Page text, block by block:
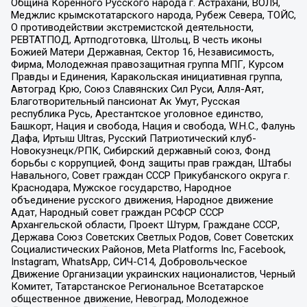
Община Коренного Русского народа г. Астрахани, ВОЛЯ,
Меджлис крымскотатарского народа, Рубеж Севера, ТОЙС,
О противодействии экстремистской деятельности,
РЕВТАТПОД, Артподготовка, Штольц, В честь иконы
Божией Матери Державная, Сектор 16, Независимость,
Фирма, Молодежная правозащитная группа МПГ, Курсом
Правды и Единения, Каракольская инициативная группа,
Автоград Крю, Союз Славянских Сил Руси, Алля-Аят,
Благотворительный пансионат Ак Умут, Русская
республика Русь, Арестантское уголовное единство,
Башкорт, Нация и свобода, Нация и свобода, W.H.С., Фалунь
Дафа, Иртыш Ultras, Русский Патриотический клуб-
Новокузнецк/РПК, Сибирский державный союз, Фонд
борьбы с коррупцией, Фонд защиты прав граждан, Штабы
Навального, Совет граждан СССР Прикубанского округа г.
Краснодара, Мужское государство, Народное
объединение русского движения, Народное движение
Адат, Народный совет граждан РСФСР СССР
Архангельской области, Проект Штурм, Граждане СССР,
Держава Союз Советских Светлых Родов, Совет Советских
Социалистических Районов, Meta Platforms Inc, Facebook,
Instagram, WhatsApp, СИЧ-С14, Добровольческое
Движение Организации украинских националистов, Черный
Комитет, Татарстанское Региональное Всетатарское
общественное движение, Невоград, Молодежное